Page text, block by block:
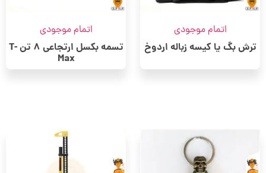
اتمام موجودی
ترش بگ یا کیسه زباله اردوخ
اتمام موجودی
تسمه بکسل ارتجاعی 8 تن T-
Max